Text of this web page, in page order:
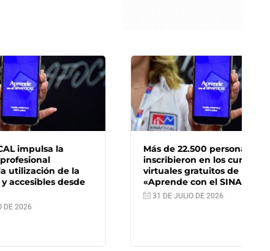
la
Más de 22.500 personas ya se
inscribieron en los cursos
virtuales gratuitos de
«Aprende con el SINAFOCAL»
31 DE JULIO DE 2026